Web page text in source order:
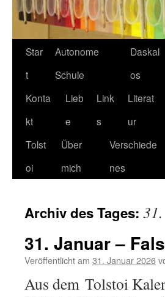
Star
t
Autonome
Schule
Daskal
os
Konta
kt
Lieb
e
Link
s
Literat
ur
Tolst
oi
Über
mich
Verschiede
nes
Archiv des Tages:
31. Januar –
Veröffentlicht am 31. Januar 2026
Aus dem Tolstoi